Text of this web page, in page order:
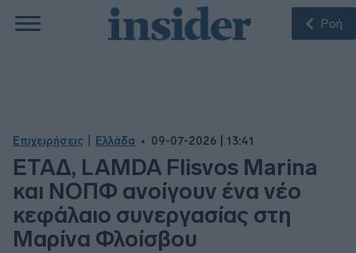
Ροή
Επιχειρήσεις Ελλάδα 09-07-2026 | 13:41
ΕΤΑΔ, LAMDA Flisvos Marina
και ΝΟΠΦ ανοίγουν ένα νέο
κεφάλαιο συνεργασίας στη
Μαρίνα Φλοίσβου